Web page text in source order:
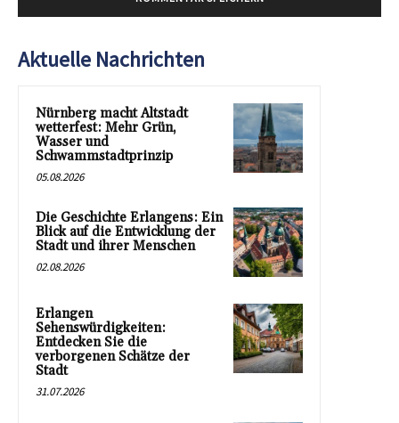
Aktuelle Nachrichten
Nürnberg macht Altstadt
wetterfest: Mehr Grün,
Wasser und
Schwammstadtprinzip
05.08.2026
Die Geschichte Erlangens: Ein
Blick auf die Entwicklung der
Stadt und ihrer Menschen
02.08.2026
Erlangen
Sehenswürdigkeiten:
Entdecken Sie die
verborgenen Schätze der
Stadt
31.07.2026